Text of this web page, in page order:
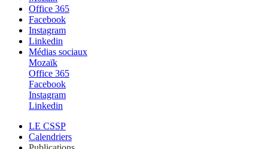
Office 365
Facebook
Instagram
Linkedin
Médias sociaux
Mozaïk
Office 365
Facebook
Instagram
Linkedin
LE CSSP
Calendriers